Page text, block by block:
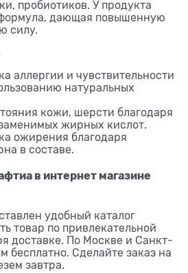
пробиотиков. У продукта
дающая повышенную
силу.
аллергии и чувствительности
натуральных
кожи, шерсти благодаря
жирных кислот.
ожирения благодаря
в составе.
в интернет магазине
удобный каталог
товар по привлекательной
доставке. По Москве и Санкт-
бесплатно. Сделайте заказ на
завтра.